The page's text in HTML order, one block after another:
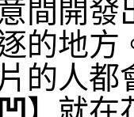
間開發
的地方
的人都